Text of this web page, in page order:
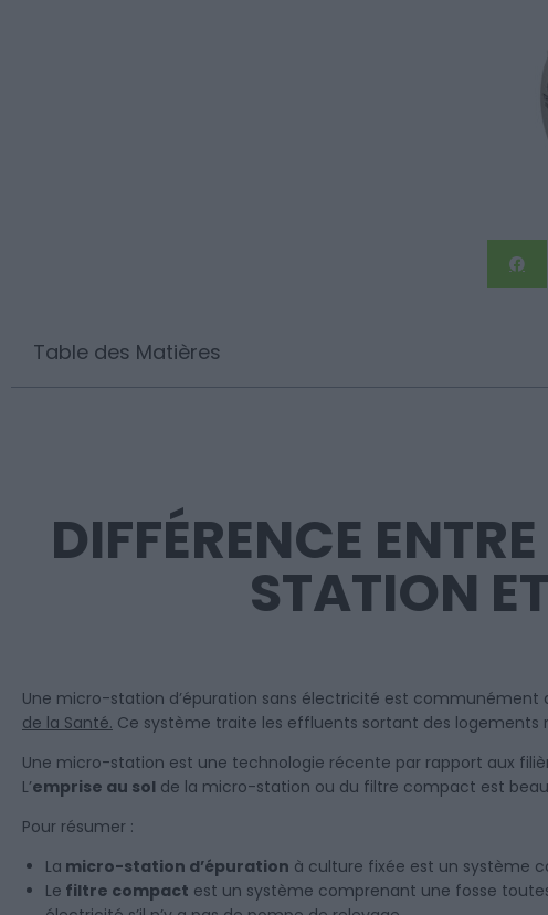
Table des Matières
DIFFÉRENCE
STATION
Une micro-station d’épuration sans électricité est communément
de la Santé. Ce système traite les effluents sortant des logements
Une micro-station est une technologie récente par rapport aux
L’emprise au sol de la micro-station ou du filtre compact est
Pour résumer :
La micro-station d’épuration à culture fixée est un système
Le filtre compact est un système comprenant une fosse